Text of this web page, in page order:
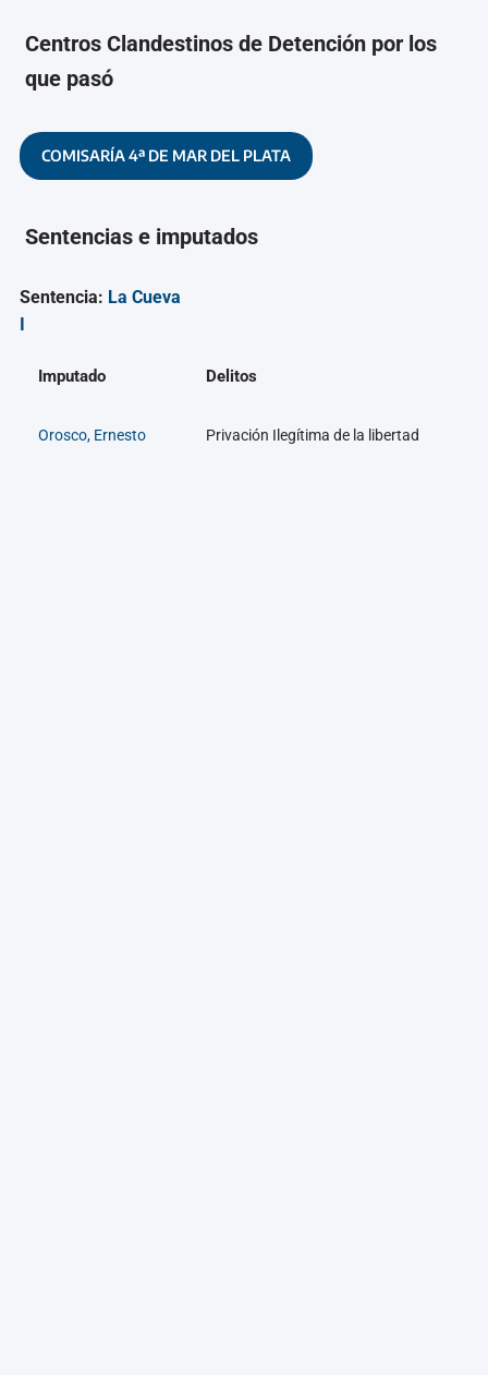
Centros Clandestinos de Detención por los
que pasó
COMISARÍA 4ª DE MAR DEL PLATA
Sentencias e imputados
Sentencia: La Cueva
I
Imputado Delitos
Orosco, Ernesto Privación Ilegítima de la libertad